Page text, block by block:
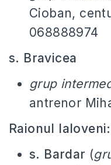
Cioban,
068888974
s. Bravicea
grup
antrenor
Raionul Ialoveni:
s. Bardar (